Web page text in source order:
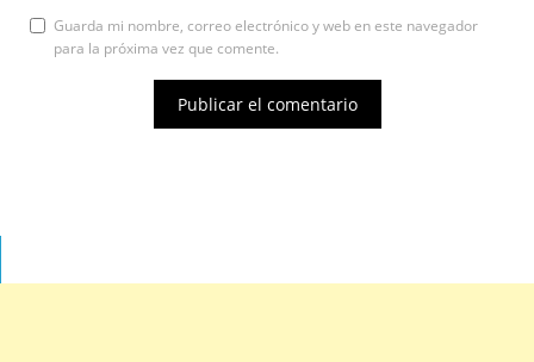
Guarda mi nombre, correo electrónico y web en este navegador
para la próxima vez que comente.